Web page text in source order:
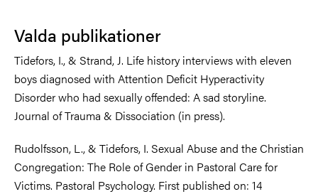
Valda publikationer
Tidefors, I., & Strand, J. Life history interviews with eleven
boys diagnosed with Attention Deficit Hyperactivity
Disorder who had sexually offended: A sad storyline.
Journal of Trauma & Dissociation (in press).
Rudolfsson, L., & Tidefors, I. Sexual Abuse and the Christian
Congregation: The Role of Gender in Pastoral Care for
Victims. Pastoral Psychology. First published on: 14